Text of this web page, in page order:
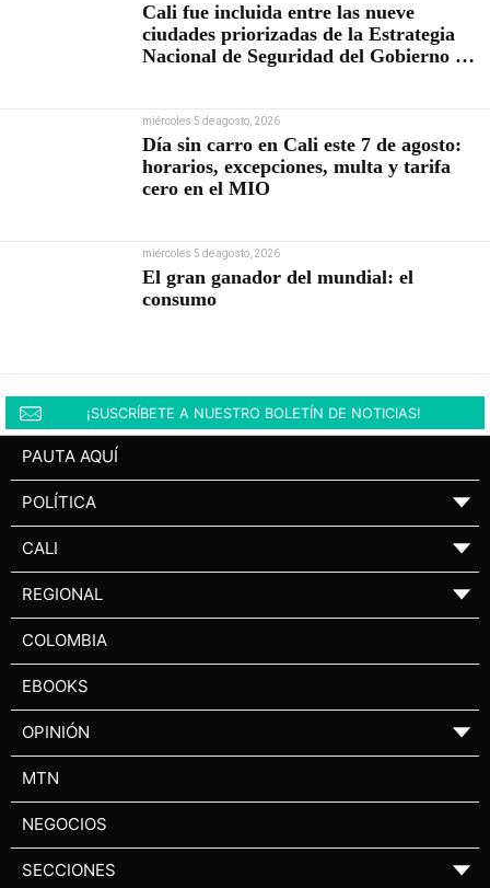
Cali fue incluida entre las nueve
ciudades priorizadas de la Estrategia
Nacional de Seguridad del Gobierno de
miércoles 5 de agosto, 2026
Día sin carro en Cali este 7 de agosto:
horarios, excepciones, multa y tarifa
cero en el MIO
miércoles 5 de agosto, 2026
El gran ganador del mundial: el
consumo
¡SUSCRÍBETE A NUESTRO BOLETÍN DE NOTICIAS!
PAUTA AQUÍ
POLÍTICA ▼
CALI ▼
REGIONAL ▼
COLOMBIA
EBOOKS
OPINIÓN ▼
MTN
NEGOCIOS
SECCIONES ▼